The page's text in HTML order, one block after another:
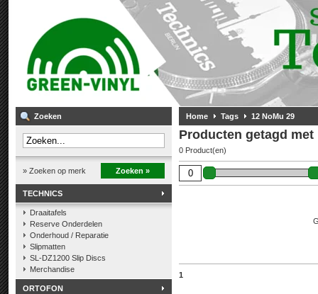
Zoeken
» Zoeken op merk Zoeken »
TECHNICS
Draaitafels
Reserve Onderdelen
Onderhoud / Reparatie
Slipmatten
SL-DZ1200 Slip Discs
Merchandise
ORTOFON
Home Tags 12 NoMu 29
Producten getagd met
0 Product(en)
1